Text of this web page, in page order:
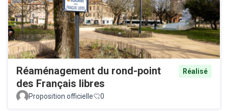
Réaménagement du rond-point
des Français libres
Réalisé
Proposition officielle 0